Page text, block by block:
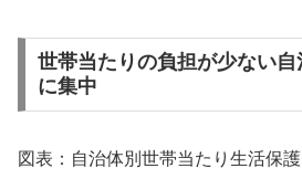
世帯当たりの負担が少ない
に集中
図表：自治体別世帯当たり生活保